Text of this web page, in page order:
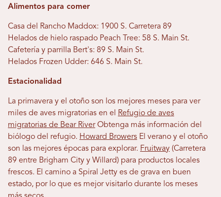
Alimentos para comer
Casa del Rancho Maddox: 1900 S. Carretera 89
Helados de hielo raspado Peach Tree: 58 S. Main St.
Cafetería y parrilla Bert's: 89 S. Main St.
Helados Frozen Udder: 646 S. Main St.
Estacionalidad
La primavera y el otoño son los mejores meses para ver
miles de aves migratorias en el
Refugio de aves
migratorias de Bear RiverObtenga más información del
biólogo del refugio. Howard Browers El verano y el otoño
son las mejores épocas para explorar. Fruitway (Carretera
89 entre Brigham City y Willard) para productos locales
frescos. El camino a Spiral Jetty es de grava en buen
estado, por lo que es mejor visitarlo durante los meses